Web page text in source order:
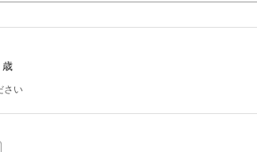
歳
さい